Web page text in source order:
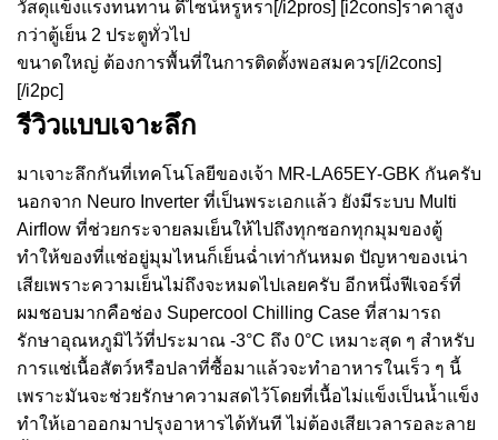
วัสดุแข็งแรงทนทาน ดีไซน์หรูหรา[/i2pros] [i2cons]ราคาสูง
กว่าตู้เย็น 2 ประตูทั่วไป
ขนาดใหญ่ ต้องการพื้นที่ในการติดตั้งพอสมควร[/i2cons]
[/i2pc]
รีวิวแบบเจาะลึก
มาเจาะลึกกันที่เทคโนโลยีของเจ้า MR-LA65EY-GBK กันครับ
นอกจาก Neuro Inverter ที่เป็นพระเอกแล้ว ยังมีระบบ Multi
Airflow ที่ช่วยกระจายลมเย็นให้ไปถึงทุกซอกทุกมุมของตู้
ทำให้ของที่แช่อยู่มุมไหนก็เย็นฉ่ำเท่ากันหมด ปัญหาของเน่า
เสียเพราะความเย็นไม่ถึงจะหมดไปเลยครับ อีกหนึ่งฟีเจอร์ที่
ผมชอบมากคือช่อง Supercool Chilling Case ที่สามารถ
รักษาอุณหภูมิไว้ที่ประมาณ -3°C ถึง 0°C เหมาะสุด ๆ สำหรับ
การแช่เนื้อสัตว์หรือปลาที่ซื้อมาแล้วจะทำอาหารในเร็ว ๆ นี้
เพราะมันจะช่วยรักษาความสดไว้โดยที่เนื้อไม่แข็งเป็นน้ำแข็ง
ทำให้เอาออกมาปรุงอาหารได้ทันที ไม่ต้องเสียเวลารอละลาย